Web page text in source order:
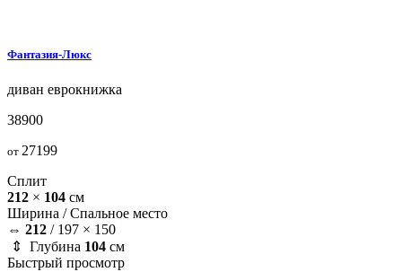
Фантазия-Люкс
диван еврокнижка
38900
от 27199
Сплит
212 × 104 см
Ширина /Спальное место
⇔ 212 / 197 × 150
⇕ Глубина 104 см
Быстрый просмотр